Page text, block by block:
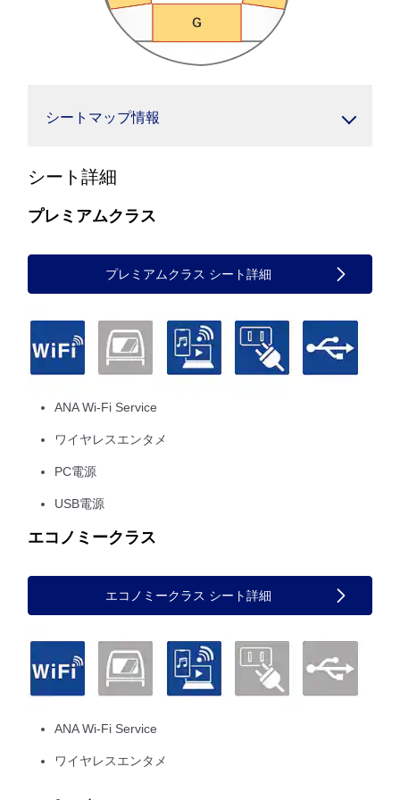
シートマップ情報
シート詳細
プレミアムクラス
プレミアムクラス シート詳細
ANA Wi-Fi Service
ワイヤレスエンタメ
PC電源
USB電源
エコノミークラス
エコノミークラス シート詳細
ANA Wi-Fi Service
ワイヤレスエンタメ